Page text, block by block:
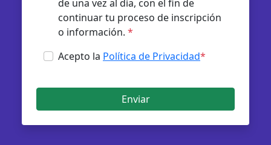
de una vez al día, con el fin de
continuar tu proceso de inscripción
o información. *
Acepto la Política de Privacidad*
Enviar